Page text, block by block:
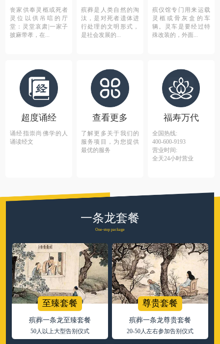
丧家供奉灵柩或死者
灵位以供吊唁的厅
堂：灵堂哀肃|一家子
披麻带孝，在...
殡葬是人类自然的淘
汰，是对死者遗体进
行处理的文明形式，
是社会发展的...
殡仪馆专门用来运载
灵柩或骨灰盒的车
辆。灵车是要经过特
殊改装的，外面...
超度诵经
诵经指崇尚佛学的人
诵读经文
查看更多
了解更多关于我们的
服务项目，为您提供
最优的服务
福寿万代
全国热线:
400-600-9193
营业时间:
全天24小时营业
一条龙套餐
One-stop package
至臻套餐
殡葬一条龙至臻套餐
50人以上大型告别仪式
尊贵套餐
殡葬一条龙尊贵套餐
20-50人左右参加告别仪式